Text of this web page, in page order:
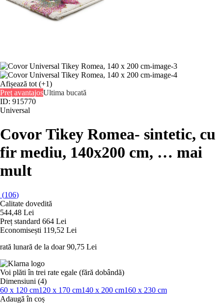
Afișează tot (+1)
Preț avantajosUltima bucată
ID: 915770
Universal
Covor Tikey Romea- sintetic, cu
fir mediu, 140x200 cm, … mai
mult
(106)
Calitate dovedită
544,48 Lei
Preț standard 664 Lei
Economisești 119,52 Lei
rată lunară de la doar 90,75 Lei
Voi plăti în trei rate egale (fără dobândă)
Dimensiuni (4)
60 x 120 cm120 x 170 cm140 x 200 cm160 x 230 cm
Adaugă în coș